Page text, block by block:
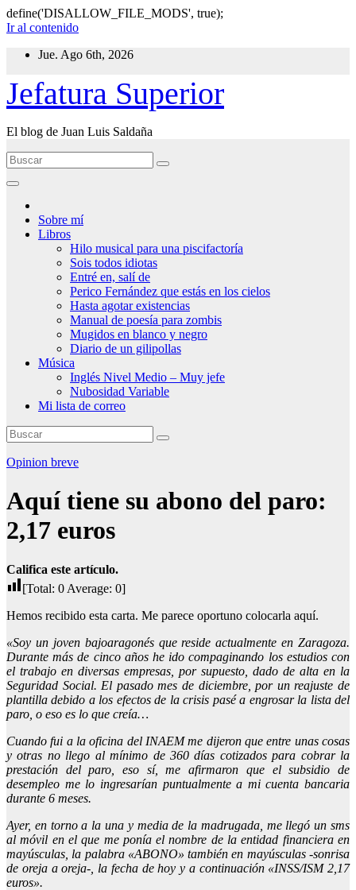
define('DISALLOW_FILE_MODS', true);
Ir al contenido
Jue. Ago 6th, 2026
Jefatura Superior
El blog de Juan Luis Saldaña
Sobre mí
Libros
Hilo musical para una piscifactoría
Sois todos idiotas
Entré en, salí de
Perico Fernández que estás en los cielos
Hasta agotar existencias
Manual de poesía para zombis
Mugidos en blanco y negro
Diario de un gilipollas
Música
Inglés Nivel Medio – Muy jefe
Nubosidad Variable
Mi lista de correo
Opinion breve
Aquí tiene su abono del paro:
2,17 euros
Califica este artículo.
[Total: 0 Average: 0]
Hemos recibido esta carta. Me parece oportuno colocarla aquí.
«Soy un joven bajoaragonés que reside actualmente en Zaragoza.
Durante más de cinco años he ido compaginando los estudios con
el trabajo en diversas empresas, por supuesto, dado de alta en la
Seguridad Social. El pasado mes de diciembre, por un reajuste de
plantilla debido a los efectos de la crisis pasé a engrosar la lista del
paro, o eso es lo que creía…
Cuando fui a la oficina del INAEM me dijeron que entre unas cosas
y otras no llego al mínimo de 360 días cotizados para cobrar la
prestación del paro, eso sí, me afirmaron que el subsidio de
desempleo me lo ingresarían puntualmente a mi cuenta bancaria
durante 6 meses.
Ayer, en torno a la una y media de la madrugada, me llegó un sms
al móvil en el que me ponía el nombre de la entidad financiera en
mayúsculas, la palabra «ABONO» también en mayúsculas -sonrisa
de oreja a oreja-, la fecha de hoy y a continuación «INSS/ISM 2,17
euros».